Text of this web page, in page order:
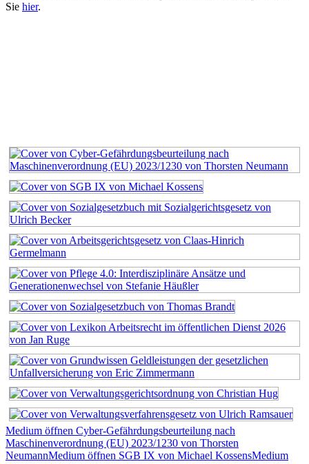
Sie hier.
Medium öffnen Cyber-Gefährdungsbeurteilung nach
Maschinenverordnung (EU) 2023/1230 von Thorsten
NeumannMedium öffnen SGB IX von Michael KossensMedium